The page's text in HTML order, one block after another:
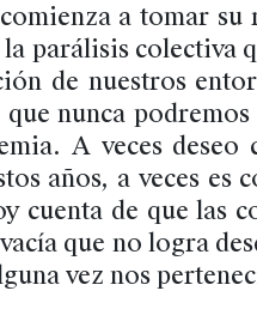
a tomar
parálisis colectiva
de nuestros
que nunca
A veces deseo
años, a veces es
cuenta de que las
que no logra
vez nos